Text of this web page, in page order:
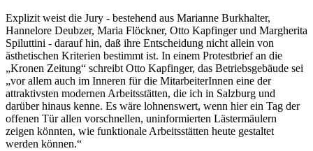
Explizit weist die Jury - bestehend aus Marianne Burkhalter,
Hannelore Deubzer, Maria Flöckner, Otto Kapfinger und Margherita
Spiluttini - darauf hin, daß ihre Entscheidung nicht allein von
ästhetischen Kriterien bestimmt ist. In einem Protestbrief an die
„Kronen Zeitung“ schreibt Otto Kapfinger, das Betriebsgebäude sei
„vor allem auch im Inneren für die MitarbeiterInnen eine der
attraktivsten modernen Arbeitsstätten, die ich in Salzburg und
darüber hinaus kenne. Es wäre lohnenswert, wenn hier ein Tag der
offenen Tür allen vorschnellen, uninformierten Lästermäulern
zeigen könnten, wie funktionale Arbeitsstätten heute gestaltet
werden können.“